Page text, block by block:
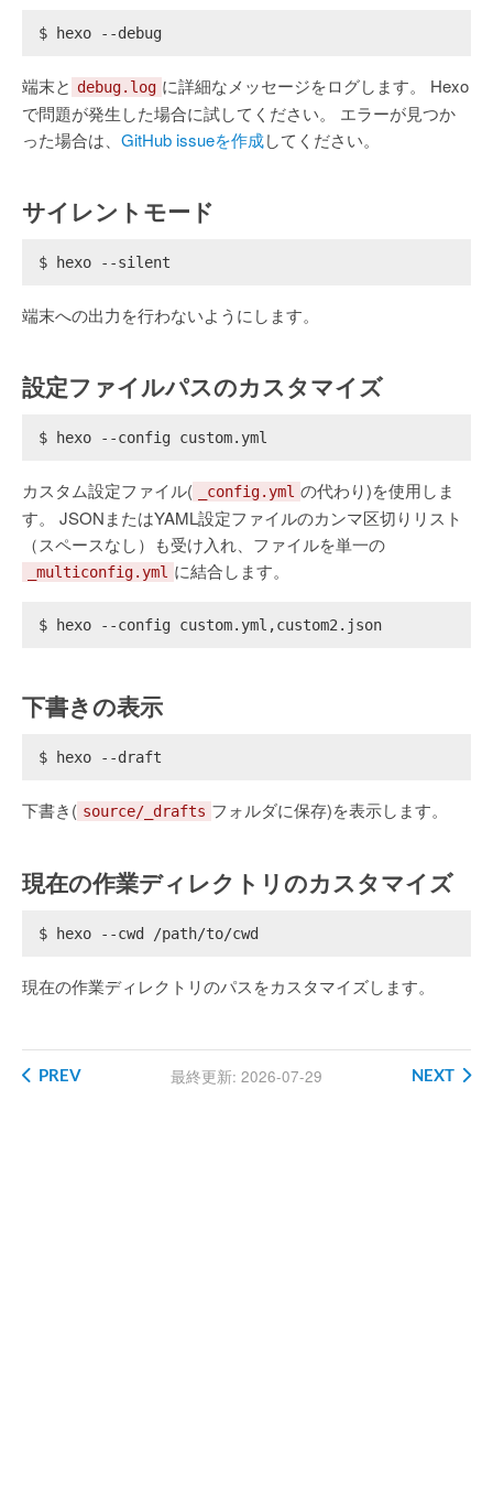
$ hexo --debug
端末と debug.log に詳細なメッセージをログします。 Hexo
で問題が発生した場合に試してください。 エラーが見つか
った場合は、 GitHub issueを作成してください。
サイレントモード
$ hexo --silent
端末への出力を行わないようにします。
設定ファイルパスのカスタマイズ
$ hexo --config custom.yml
カスタム設定ファイル( _config.yml の代わり)を使用しま
す。 JSONまたはYAML設定ファイルのカンマ区切りリスト
（スペースなし）も受け入れ、ファイルを単一の
_multiconfig.yml に結合します。
$ hexo --config custom.yml,custom2.json
下書きの表示
$ hexo --draft
下書き( source/_drafts フォルダに保存)を表示します。
現在の作業ディレクトリのカスタマイズ
$ hexo --cwd /path/to/cwd
現在の作業ディレクトリのパスをカスタマイズします。
最終更新: 2026-07-29
PREV NEXT